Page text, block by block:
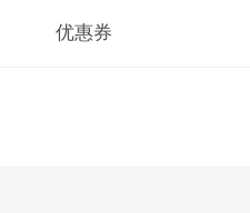
优惠券